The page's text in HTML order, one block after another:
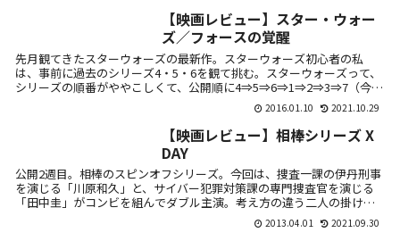
【映画レビュー】スター・ウォー
ズ／フォースの覚醒
先月観てきたスターウォーズの最新作。スターウォーズ初心者の私
は、事前に過去のシリーズ4・5・6を観て挑む。スターウォーズって、
シリーズの順番がややこしくて、公開順に4⇒5⇒6⇒1⇒2⇒3⇒7（今
2016.01.10 2021.10.29
【映画レビュー】相棒シリーズ X
DAY
公開2週目。相棒のスピンオフシリーズ。今回は、捜査一課の伊丹刑事
を演じる「川原和久」と、サイバー犯罪対策課の専門捜査官を演じる
「田中圭」がコンビを組んでダブル主演。考え方の違う二人の掛け合
2013.04.01 2021.09.30